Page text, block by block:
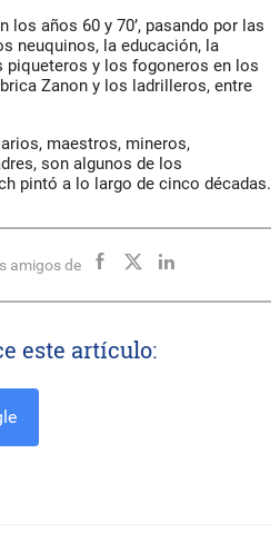
los años 60 y 70’, pasando por las
neuquinos, la educación, la
piqueteros y los fogoneros en los
Zanon y los ladrilleros, entre
maestros, mineros,
son algunos de los
pintó a lo largo de cinco décadas.
amigos de
este artículo: